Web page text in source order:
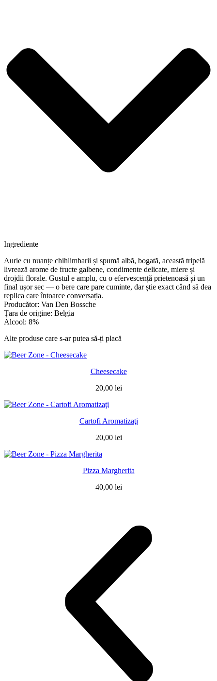
Ingrediente
Aurie cu nuanțe chihlimbarii și spumă albă, bogată, această tripelă
livrează arome de fructe galbene, condimente delicate, miere și
drojdii florale. Gustul e amplu, cu o efervescență prietenoasă și un
final ușor sec — o bere care pare cuminte, dar știe exact când să dea
replica care întoarce conversația.
Producător: Van Den Bossche
Țara de origine: Belgia
Alcool: 8%
Alte produse care s-ar putea să-ți placă
Cheesecake
20,00 lei
Cartofi Aromatizaţi
20,00 lei
Pizza Margherita
40,00 lei